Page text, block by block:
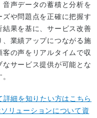
声データの蓄積と分析を
や問題点を正確に把握す
果を基に、サービス改善
業績アップにつながる施
の声をリアルタイムで収
サービス提供が可能とな
細を知りたい方はこちら
リューションについて資